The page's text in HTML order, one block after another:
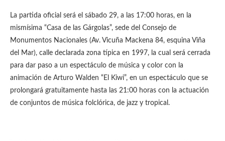
La partida oficial será el sábado 29, a las 17:00 horas, en la
mismísima “Casa de las Gárgolas”, sede del Consejo de
Monumentos Nacionales (Av. Vicuña Mackena 84, esquina Viña
del Mar), calle declarada zona típica en 1997, la cual será cerrada
para dar paso a un espectáculo de música y color con la
animación de Arturo Walden “El Kiwi”, en un espectáculo que se
prolongará gratuitamente hasta las 21:00 horas con la actuación
de conjuntos de música folclórica, de jazz y tropical.